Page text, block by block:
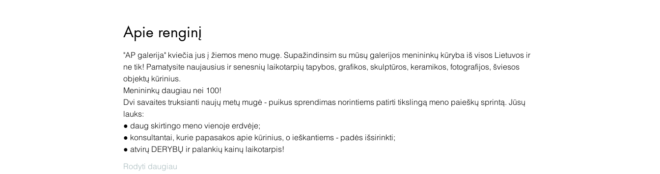
Apie renginį
"AP galerija" kviečia jus į žiemos meno mugę. Supažindinsim su mūsų galerijos menininkų kūryba iš visos Lietuvos ir
ne tik! Pamatysite naujausius ir senesnių laikotarpių tapybos, grafikos, skulptūros, keramikos, fotografijos, šviesos
objektų kūrinius.
Menininkų daugiau nei 100!
Dvi savaites truksianti naujų metų mugė - puikus sprendimas norintiems patirti tikslingą meno paieškų sprintą. Jūsų
lauks:
● daug skirtingo meno vienoje erdvėje;
● konsultantai, kurie papasakos apie kūrinius, o ieškantiems - padės išsirinkti;
● atvirų DERYBŲ ir palankių kainų laikotarpis!
Rodyti daugiau